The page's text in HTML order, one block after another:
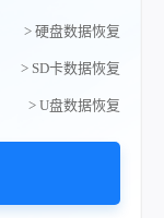
> 硬盘数据恢复
> SD卡数据恢复
> U盘数据恢复